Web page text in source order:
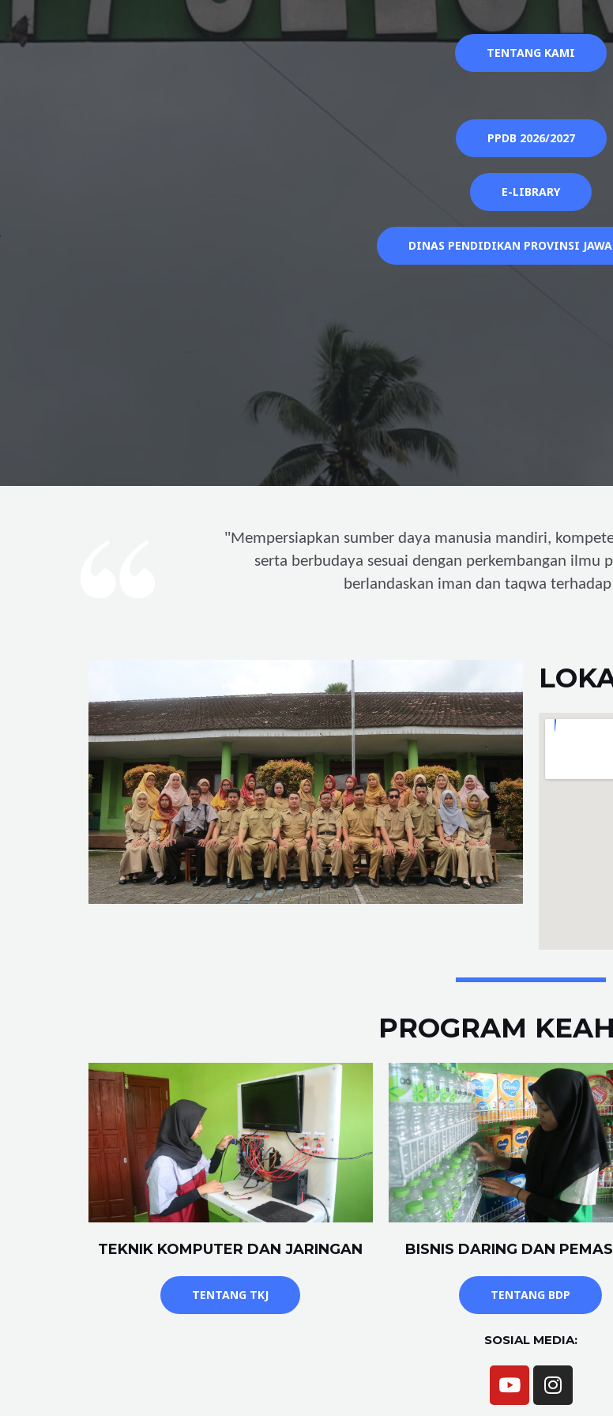
TENTANG KAMI
PPDB 2026/2027
E-LIBRARY
DINAS PENDIDIKAN PROVINSI
"Mempersiapkan sumber daya manusia mandiri,
serta berbudaya sesuai dengan perkembangan ilmu
berlandaskan iman dan taqwa terhadap
PROGRAM
TEKNIK KOMPUTER DAN JARINGAN
TENTANG TKJ
BISNIS DARING DAN
TENTANG BDP
SOSIAL MEDIA: